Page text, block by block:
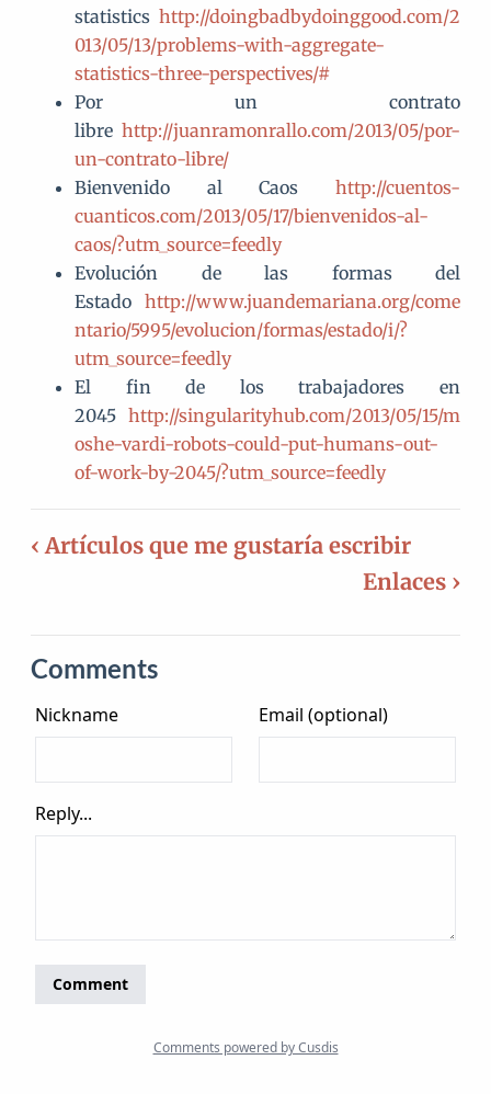
statistics http://doingbadbydoinggood.com/2
013/05/13/problems-with-aggregate-
statistics-three-perspectives/#
Por un contrato
libre http://juanramonrallo.com/2013/05/por-
un-contrato-libre/
Bienvenido al Caos http://cuentos-
cuanticos.com/2013/05/17/bienvenidos-al-
caos/?utm_source=feedly
Evolución de las formas del
Estado http://www.juandemariana.org/come
ntario/5995/evolucion/formas/estado/i/?
utm_source=feedly
El fin de los trabajadores en
2045 http://singularityhub.com/2013/05/15/m
oshe-vardi-robots-could-put-humans-out-
of-work-by-2045/?utm_source=feedly
‹ Artículos que me gustaría escribir
Enlaces ›
Comments